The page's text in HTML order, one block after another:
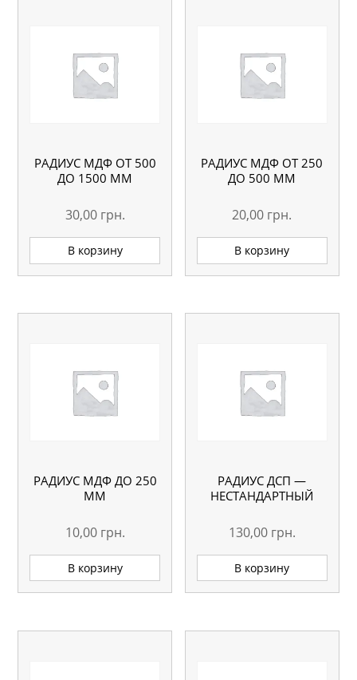
РАДИУС МДФ ОТ 500
ДО 1500 ММ
30,00 грн.
В корзину
РАДИУС МДФ ОТ 250
ДО 500 ММ
20,00 грн.
В корзину
РАДИУС МДФ ДО 250
ММ
10,00 грн.
В корзину
РАДИУС ДСП —
НЕСТАНДАРТНЫЙ
130,00 грн.
В корзину